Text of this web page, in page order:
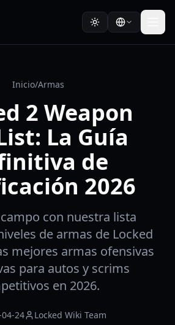
Inicio/Armas
2 Weapon
La Guía
de
2026
con nuestra lista
de armas de Locked
mejores armas ofensivas
para autos y scrims
en 2026.
24 Locked Wiki Team